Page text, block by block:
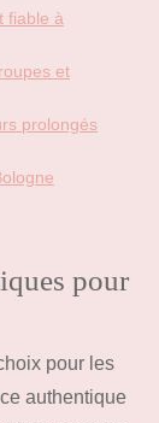
fiable à
et
prolongés
pour
pour les
authentique